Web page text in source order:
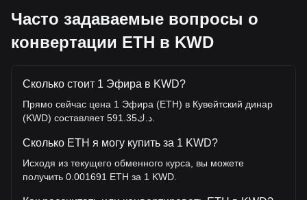
Часто задаваемые вопросы о
конвертации ETH в KWD
Сколько стоит 1 Эфира в KWD?
Прямо сейчас цена 1 Эфира (ETH) в Кувейтский динар
Сколько ETH я могу купить за 1 KWD?
Исходя из текущего обменного курса, вы можете
получить 0.001691 ETH за 1 KWD.